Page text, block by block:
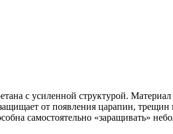
с усиленной структурой.
от появления царапин,
самостоятельно «заращивать»